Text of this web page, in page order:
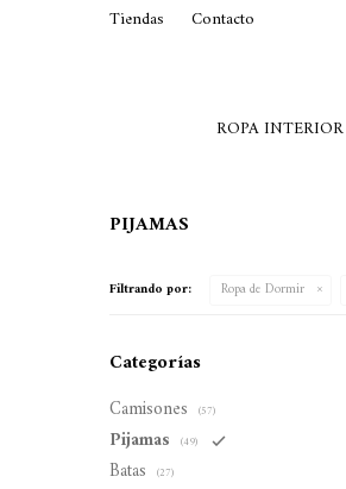
ROPA INTERIOR
Tiendas Contacto
PIJAMAS
Filtrando por: Ropa de Dormir
Categorías
Camisones (57)
Pijamas (49)
Batas (27)